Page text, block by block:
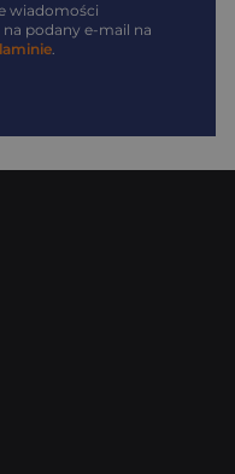
wiadomości
podany e-mail na
.